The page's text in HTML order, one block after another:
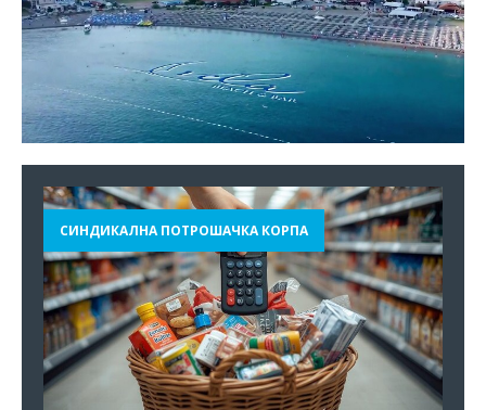
СИНДИКАЛНА ПОТРОШАЧКА КОРПА